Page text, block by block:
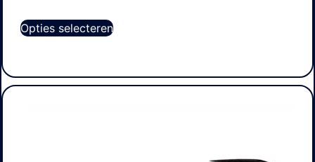
Opties selecteren